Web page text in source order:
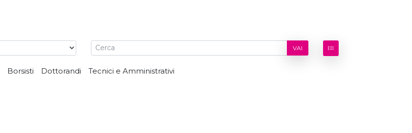
VAI
Borsisti Dottorandi Tecnici e Amministrativi